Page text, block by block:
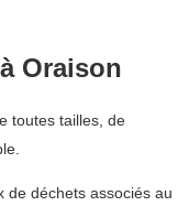
Oraison
toutes tailles, de
de déchets associés au